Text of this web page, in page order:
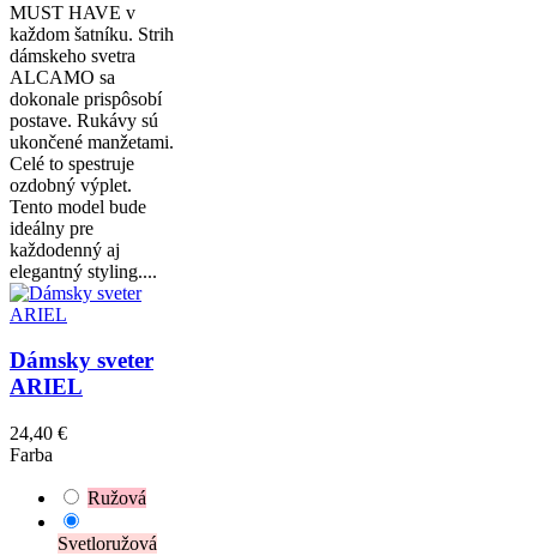
MUST HAVE v
každom šatníku. Strih
dámskeho svetra
ALCAMO sa
dokonale prispôsobí
postave. Rukávy sú
ukončené manžetami.
Celé to spestruje
ozdobný výplet.
Tento model bude
ideálny pre
každodenný aj
elegantný styling....
Dámsky sveter
ARIEL
24,40 €
Farba
Ružová
Svetloružová